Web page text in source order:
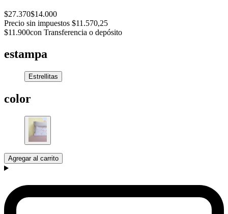
$27.370$14.000
Precio sin impuestos $11.570,25
$11.900con Transferencia o depósito
estampa
Estrellitas
color
Agregar al carrito